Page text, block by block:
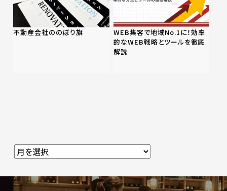
不動産会社ののぼり旗
WEB集客で地域No.1に！効率
的なWEB戦略とツールを徹底
解説